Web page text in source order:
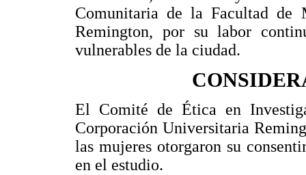
Comunitaria de la Facultad de
Remington, por su labor
vulnerables de la ciudad.
El Comité de Ética en
Corporación Universitaria
las mujeres otorgaron su
en el estudio.